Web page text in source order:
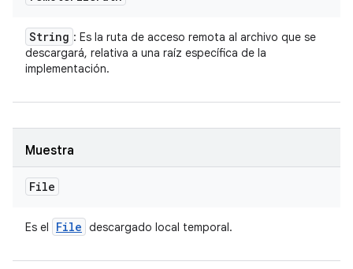
String : Es la ruta de acceso remota al archivo que se
descargará, relativa a una raíz específica de la
implementación.
Muestra
File
Es el File descargado local temporal.